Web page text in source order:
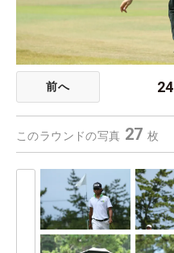
前へ 24
このラウンドの写真 27枚